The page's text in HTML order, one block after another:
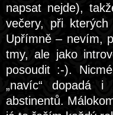
napsat nejde),
večery, při
Upřímně – nevím,
tmy, ale jako
posoudit :-).
„navíc“ dopadá
abstinentů.